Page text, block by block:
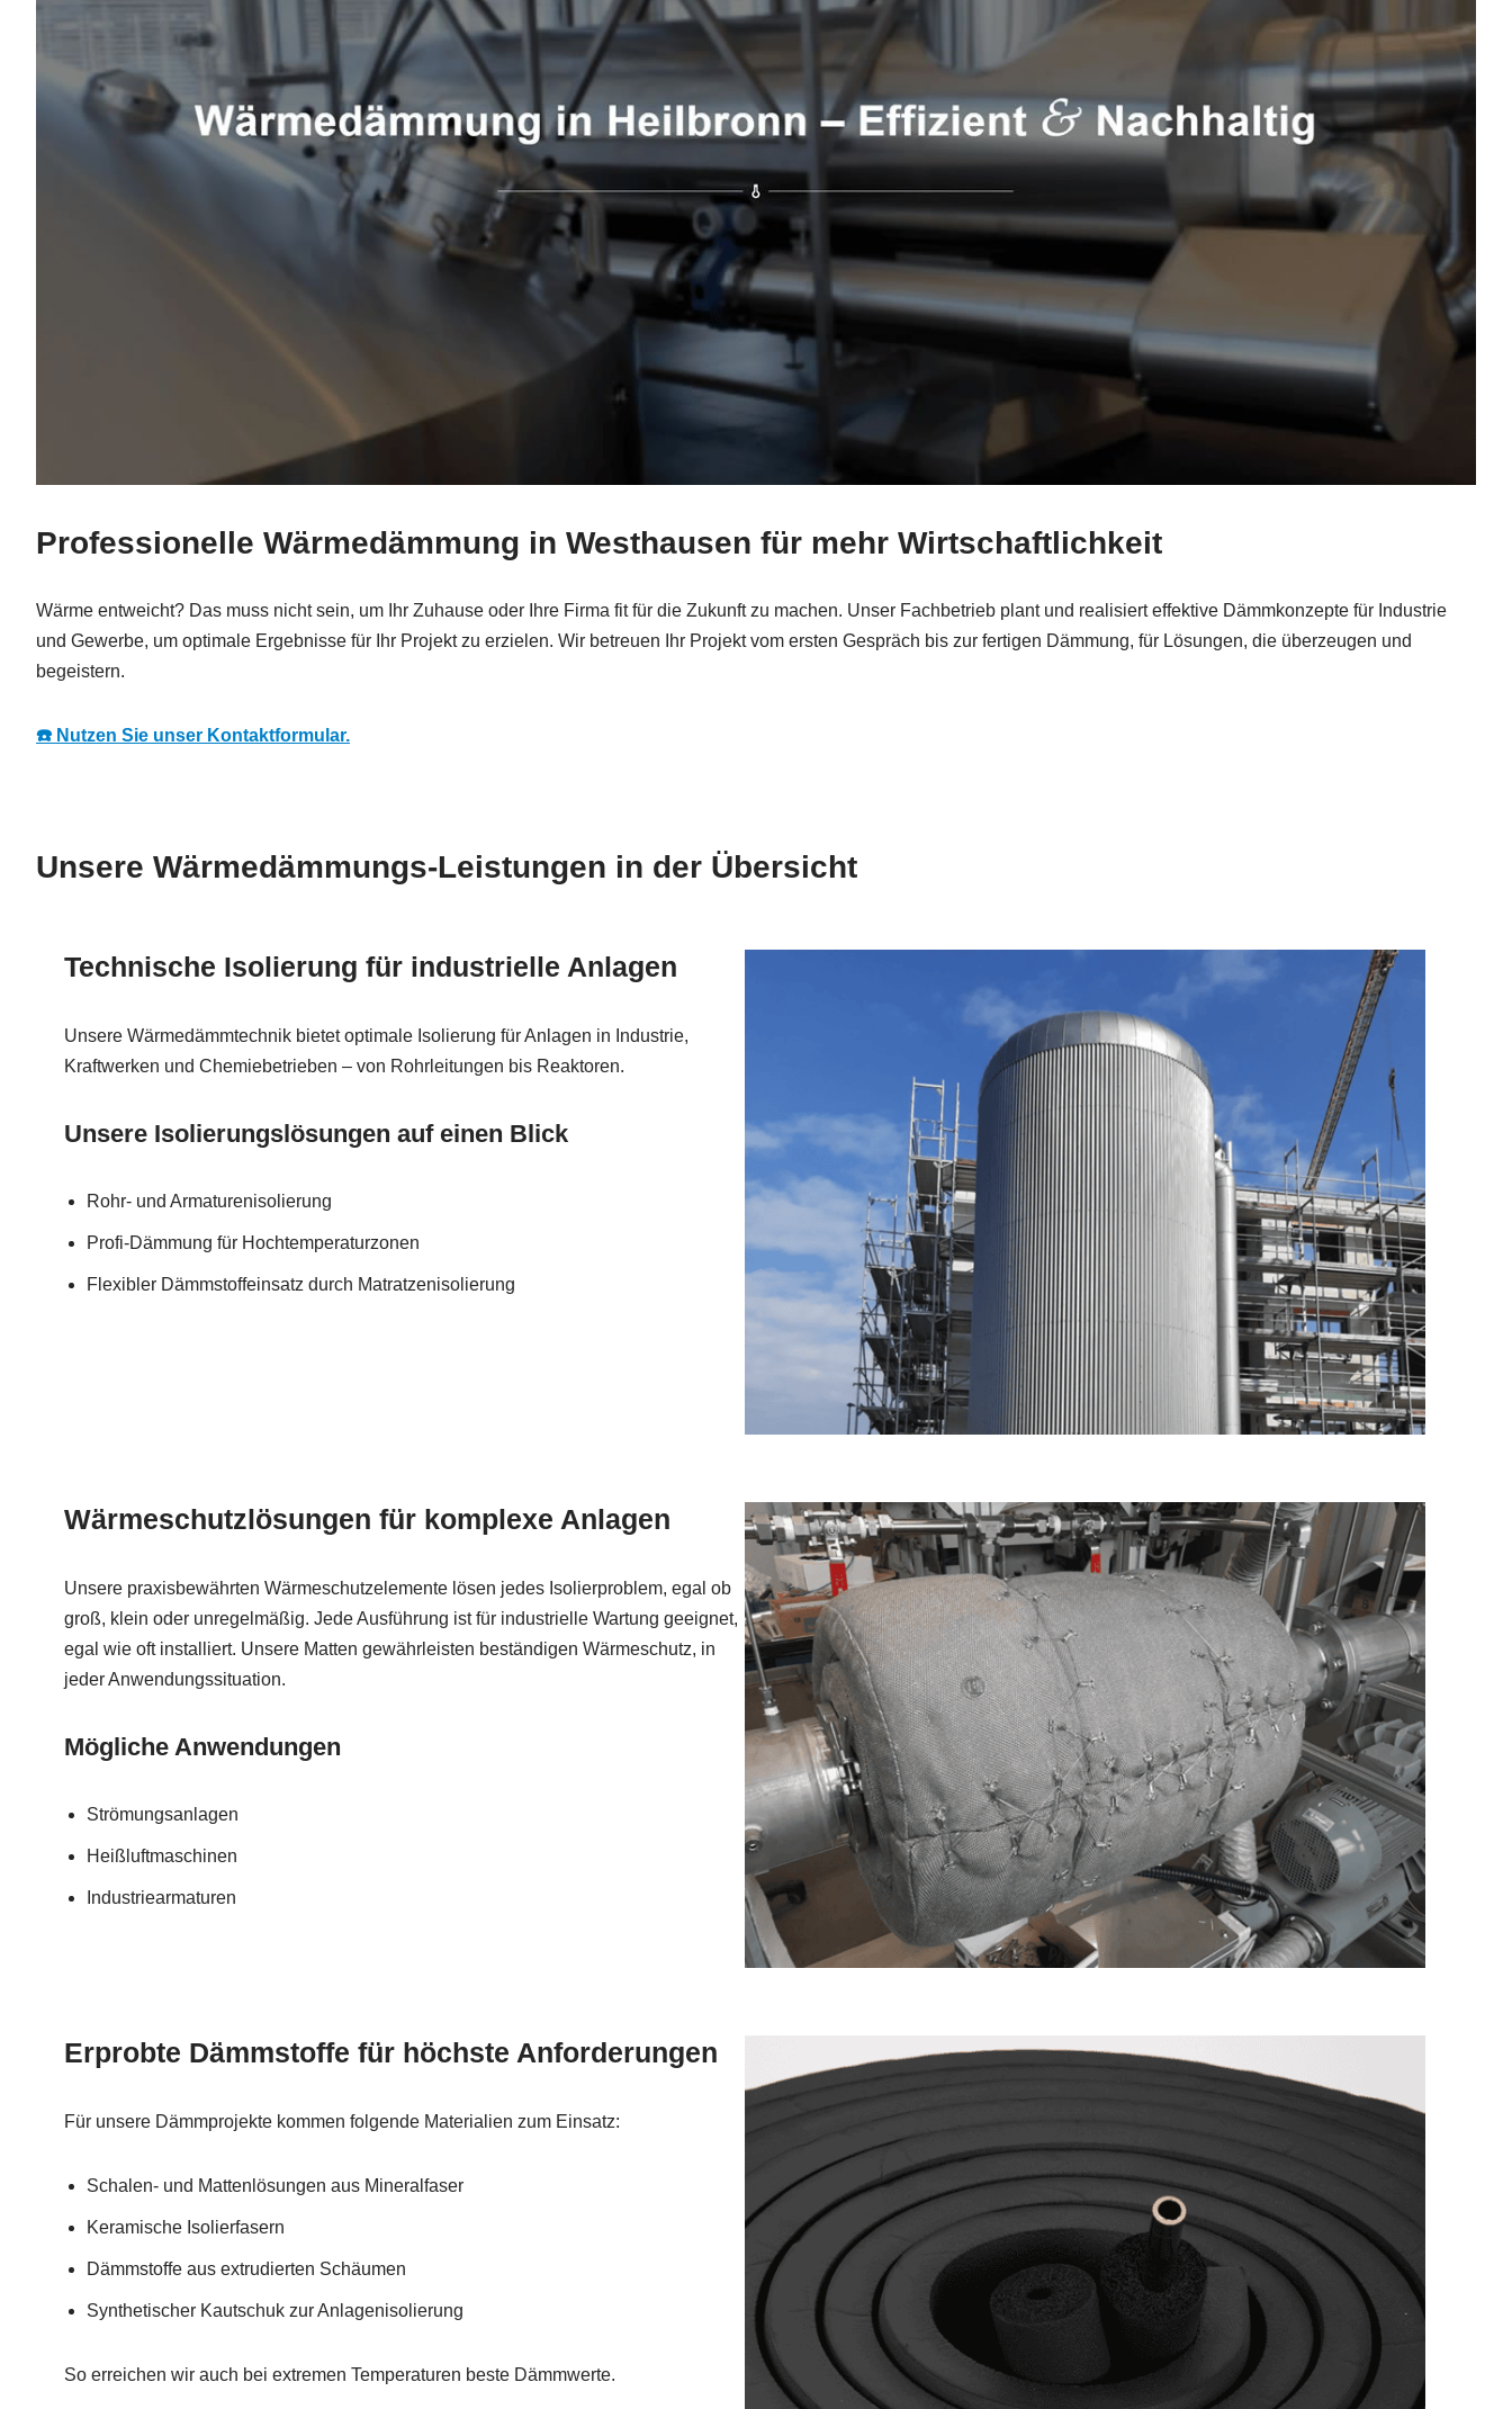
Professionelle Wärmedämmung in Westhausen für mehr Wirtschaftlichkeit
Wärme entweicht? Das muss nicht sein, um Ihr Zuhause oder Ihre Firma fit für die Zukunft zu machen. Unser Fachbetrieb plant und realisiert effektive Dämmkonzepte für Industrie
und Gewerbe, um optimale Ergebnisse für Ihr Projekt zu erzielen. Wir betreuen Ihr Projekt vom ersten Gespräch bis zur fertigen Dämmung, für Lösungen, die überzeugen und
begeistern.
☎️ Nutzen Sie unser Kontaktformular.
Unsere Wärmedämmungs-Leistungen in der Übersicht
Technische Isolierung für industrielle Anlagen
Unsere Wärmedämmtechnik bietet optimale Isolierung für Anlagen in Industrie,
Kraftwerken und Chemiebetrieben – von Rohrleitungen bis Reaktoren.
Unsere Isolierungslösungen auf einen Blick
Rohr- und Armaturenisolierung
Profi-Dämmung für Hochtemperaturzonen
Flexibler Dämmstoffeinsatz durch Matratzenisolierung
Wärmeschutzlösungen für komplexe Anlagen
Unsere praxisbewährten Wärmeschutzelemente lösen jedes Isolierproblem, egal ob
groß, klein oder unregelmäßig. Jede Ausführung ist für industrielle Wartung geeignet,
egal wie oft installiert. Unsere Matten gewährleisten beständigen Wärmeschutz, in
jeder Anwendungssituation.
Mögliche Anwendungen
Strömungsanlagen
Heißluftmaschinen
Industriearmaturen
Erprobte Dämmstoffe für höchste Anforderungen
Für unsere Dämmprojekte kommen folgende Materialien zum Einsatz:
Schalen- und Mattenlösungen aus Mineralfaser
Keramische Isolierfasern
Dämmstoffe aus extrudierten Schäumen
Synthetischer Kautschuk zur Anlagenisolierung
So erreichen wir auch bei extremen Temperaturen beste Dämmwerte.